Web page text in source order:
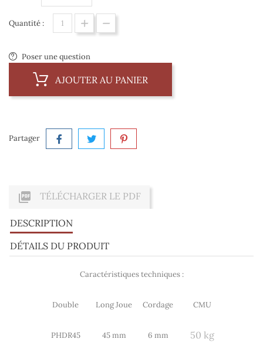
Quantité :
Poser une question
AJOUTER AU PANIER
Partager
 TÉLÉCHARGER LE PDF
DESCRIPTION
DÉTAILS DU PRODUIT
Caractéristiques techniques :
Double Long Joue Cordage CMU
PHDR45 45 mm 6 mm 50 kg